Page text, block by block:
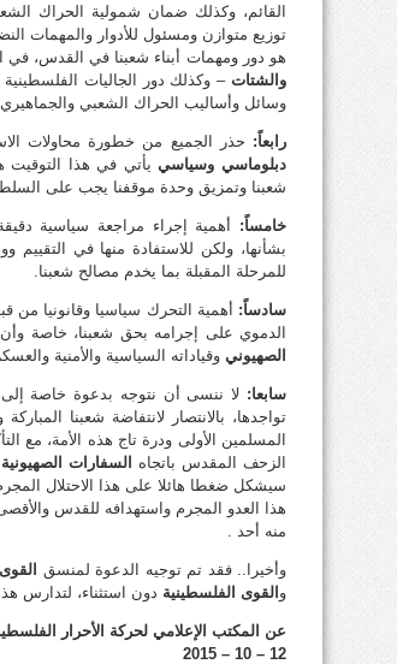
القائم، وكذلك ضمان شمولية الحراك
توزيع متوازن ومسئول للأدوار والمهمات
هو دور ومهمات أبناء شعبنا في القدس،
والشتات – وكذلك دور الجاليات
وسائل وأساليب الحراك الشعبي والجماهيري
رابعاً: حذر الجميع من خطورة محاولات
دبلوماسي وسياسييأتي في هذا التوقيت
شعبنا وتمزيق وحدة موقفنا يجب على
خامساً: أهمية إجراء مراجعة سياسية
بشأنها، ولكن للاستفادة منها في
للمرحلة المقبلة بما يخدم مصالح شعبنا.
سادساً: أهمية التحرك سياسيا وقانونيا
الدموي على إجرامه بحق شعبنا، خاصة وأن
الصهيوني وقياداته السياسية والأمنية
سابعا: لا ننسى أن نتوجه بدعوة خاصة إلى
تواجدها، بالانتصار لانتفاضة شعبنا
المسلمين الأولى ودرة تاج هذه الأمة، مع
الزحف المقدس باتجاه
السفارات الصهيونية
سيشكل ضغطا هائلا على هذا الاحتلال
هذا العدو المجرم واستهدافه للقدس
منه أحد .
وأخيرا.. فقد تم توجيه الدعوة لمنسق
و القوى الفلسطينية دون استثناء، لتدارس
عن المكتب الإعلامي لحركة الأحرار
12 – 10 – 2015